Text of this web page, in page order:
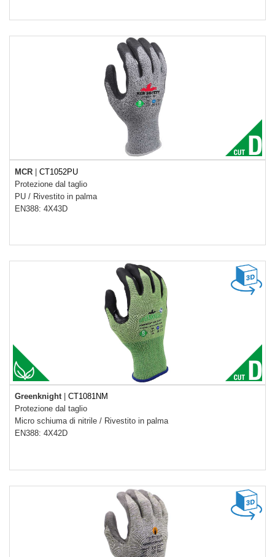
MCR |CT1052PU
Protezione dal taglio
PU / Rivestito in palma
EN388: 4X43D
Greenknight|CT1081NM
Protezione dal taglio
Micro schiuma di nitrile / Rivestito in palma
EN388: 4X42D